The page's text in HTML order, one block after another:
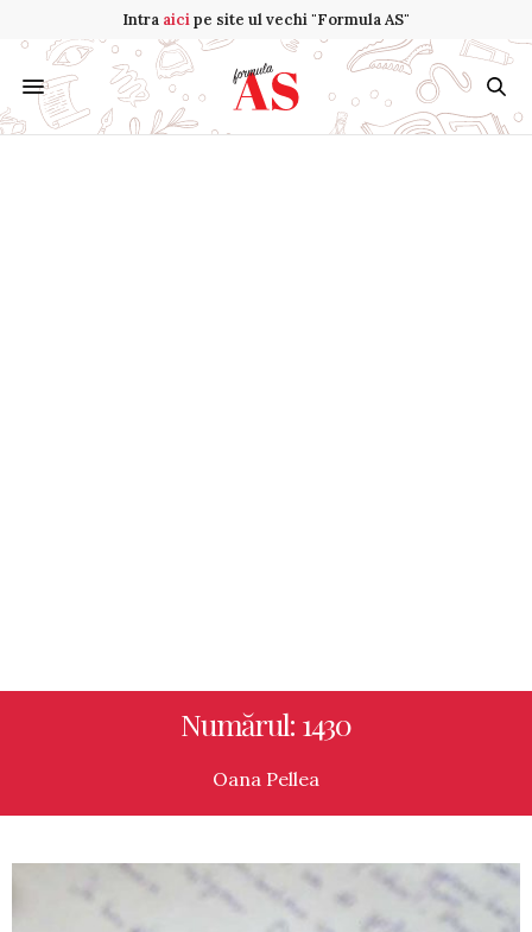
Intra aicipe site ul vechi "Formula AS"
Numărul: 1430
Oana Pellea